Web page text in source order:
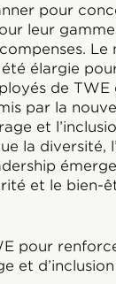
pour
leur
Le
élargie
de TWE
par la
et
la diversité,
et le bien-
pour
et